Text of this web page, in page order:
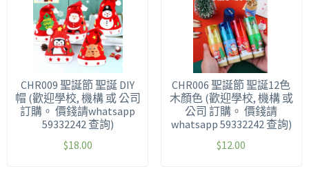
CHR009 聖誕節 聖誕 DIY
帽 (歡迎學校, 機構 或 公司
訂購。 價錢請whatsapp
59332242 查詢)
$18.00
CHR006 聖誕節 聖誕12色
木顏色 (歡迎學校, 機構 或
公司 訂購。 價錢請
whatsapp 59332242 查詢)
$12.00